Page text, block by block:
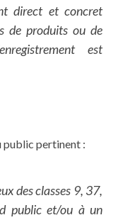
direct et concret
de produits ou de
est
public pertinent :
des classes 9, 37,
public et/ou à un